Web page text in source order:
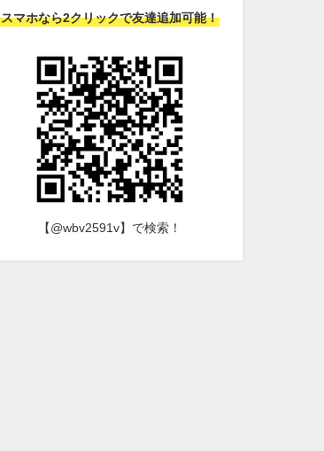
スマホなら2クリックで友達追加可能！
【@wbv2591v】で検索！